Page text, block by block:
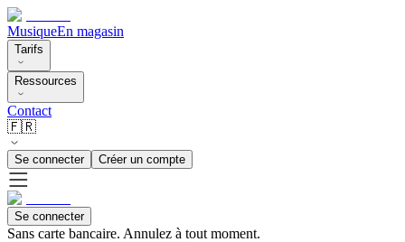
MusiqueEn magasin
Tarifs
Ressources
Contact
🇫🇷
Se connecter Créer un compte
Se connecter
Sans carte bancaire. Annulez à tout moment.